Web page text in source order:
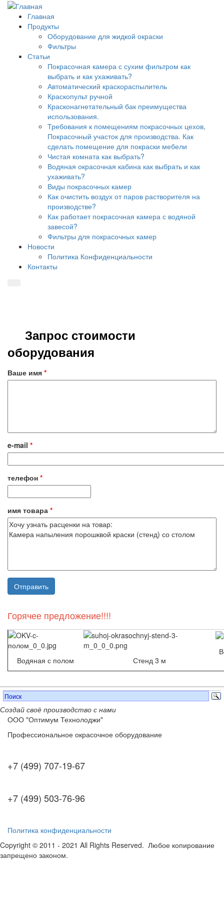
Главная
Продукты
Оборудование для жидкой окраски
Фильтры
Статьи
Покрасочная камера с сухим фильтром как
выбрать и как ухаживать?
Автоматический краскораспылитель
Краскопульт ручной
Красконагнетательный бак преимущества
использования.
Требования к помещениям покрасочных цехов,
Покрасочный участок для производства. Как
сделать помещение для покраски мебели
Чистая комната как выбрать?
Водяная окрасочная кабина как выбрать и как
ухаживать?
Виды покрасочных камер
Как очистить воздух от паров растворителя на
производстве?
Как работает покрасочная камера с водяной
завесой?
Фильтры для покрасочных камер
Новости
Политика Конфиденциальности
Контакты
Запрос стоимости
оборудования
Ваше имя *
e-mail *
телефон *
имя товара *
Горячее предложение!!!!
Водяная с полом Стенд 3 м
Создай своё производство с нами
ООО "Оптимум Технолоджи"
Профессиональное окрасочное оборудование
+7 (499) 707-19-67
+7 (499) 503-76-96
Политика конфиденциальности
Copyright © 2011 - 2021 All Rights Reserved. Любое копирование
запрещено законом.